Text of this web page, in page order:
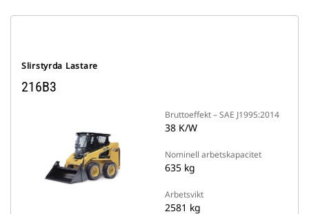
Slirstyrda Lastare
216B3
Bruttoeffekt – SAE J1995:2014
38 K/W
Nominell arbetskapacitet
635 kg
Arbetsvikt
2581 kg